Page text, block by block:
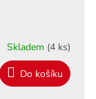
Skladem (4 ks)
Do košíku